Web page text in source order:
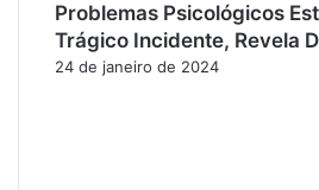
Problemas Psicológicos
Trágico Incidente, Revela
24 de janeiro de 2024